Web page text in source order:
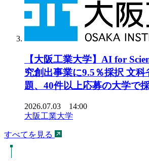
【大阪工業大学】AI for
究創出事業に9.5％採択 文
題、40件以上応募の大学で
2026.07.03 14:00
大阪工業大学
すべてを見る